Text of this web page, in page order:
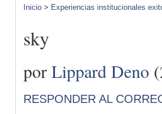
Inicio > Experiencias institucionales
sky
por Lippard Deno
RESPONDER AL